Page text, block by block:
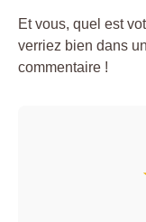
Et vous, quel est
verriez bien dans
commentaire !